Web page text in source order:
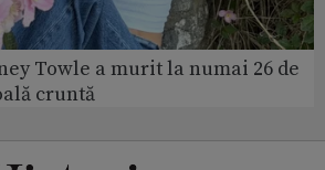
Towle a murit la numai 26 de
cruntă